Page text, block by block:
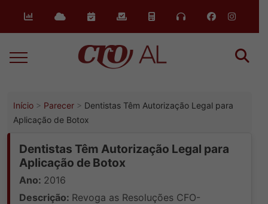
conteúdo
Início Parecer
Dentistas Têm Autorização Legal para
Aplicação de Botox
Dentistas Têm Autorização Legal para
Aplicação de Botox
Ano: 2016
Descrição: Revoga as Resoluções CFO-